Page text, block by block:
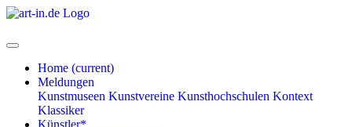
Home (current)
Meldungen
Kunstmuseen Kunstvereine Kunsthochschulen Kontext
Klassiker
Künstler*